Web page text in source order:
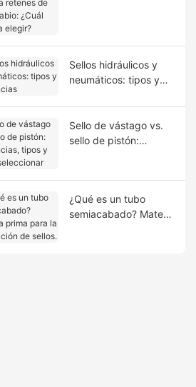
Sellos hidráulicos y
neumáticos: tipos y
Sello de vástago vs.
sello de pistón:
¿Qué es un tubo
semiacabado? Materia